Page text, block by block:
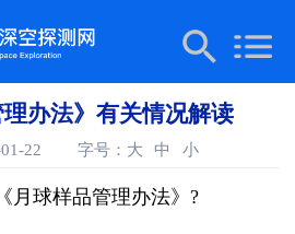
理办法》有关情况解读
22 字号： 大 中 小
球样品管理办法》?